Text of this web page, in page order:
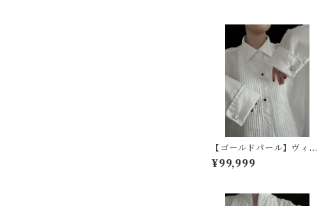
【ゴールドパール】ヴィン
テージカフスボタン
¥99,999